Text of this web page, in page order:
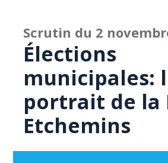
Scrutin du 2
Élections
municipales:
portrait de la
Etchemins